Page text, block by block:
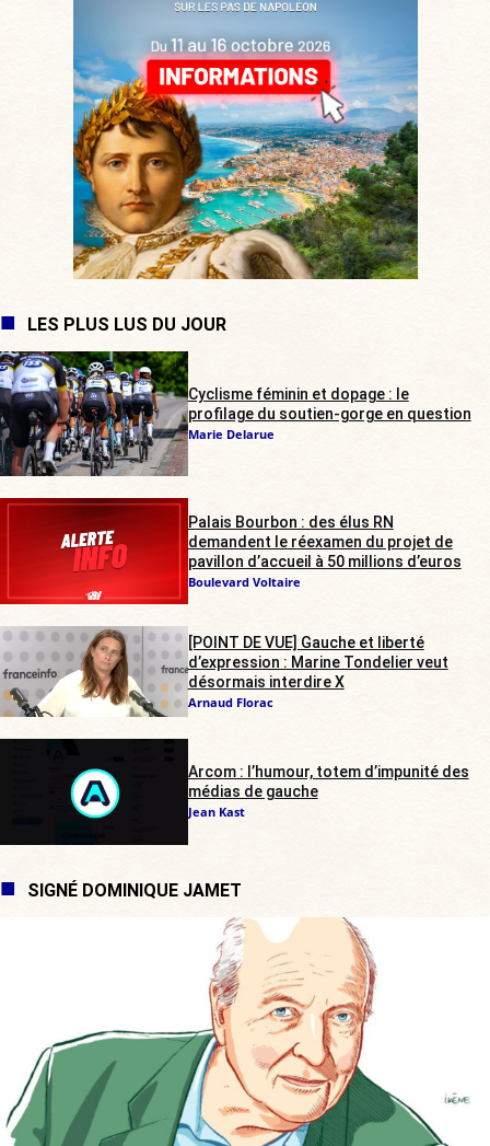
LES PLUS LUS DU JOUR
Cyclisme féminin et dopage : le
profilage du soutien-gorge en question
Marie Delarue
Palais Bourbon : des élus RN
demandent le réexamen du projet de
pavillon d’accueil à 50 millions d’euros
Boulevard Voltaire
[POINT DE VUE] Gauche et liberté
d’expression : Marine Tondelier veut
désormais interdire X
Arnaud Florac
Arcom : l’humour, totem d’impunité des
médias de gauche
Jean Kast
SIGNÉ DOMINIQUE JAMET